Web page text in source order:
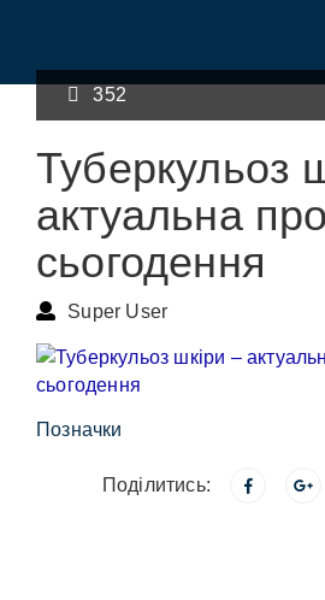
352
Туберкульоз
актуальна
сьогодення
Super User
Позначки
Поділитись: